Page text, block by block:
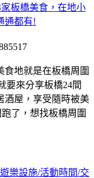
板橋美食，在地小
通都有!
食地就是在板橋周圍
要來分享板橋24間
酒屋，享受隨時被美
跑了，想找板橋周圍
樂設施/活動時間/交